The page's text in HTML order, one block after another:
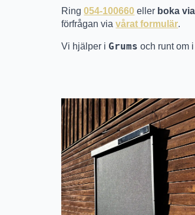
Ring054-100660 eller boka
förfrågan viavårat formulär.
Vi hjälper i Grums och runt om